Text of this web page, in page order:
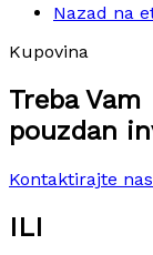
Nazad na
Kupovina
Treba Vam
pouzdan
Kontaktirajte
ILI